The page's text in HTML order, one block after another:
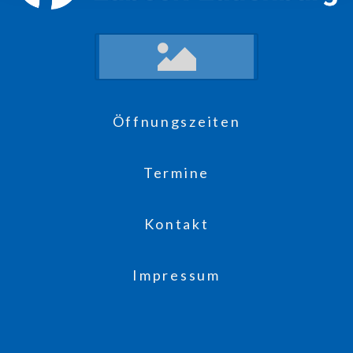
Öffnungszeiten
Termine
Kontakt
Impressum